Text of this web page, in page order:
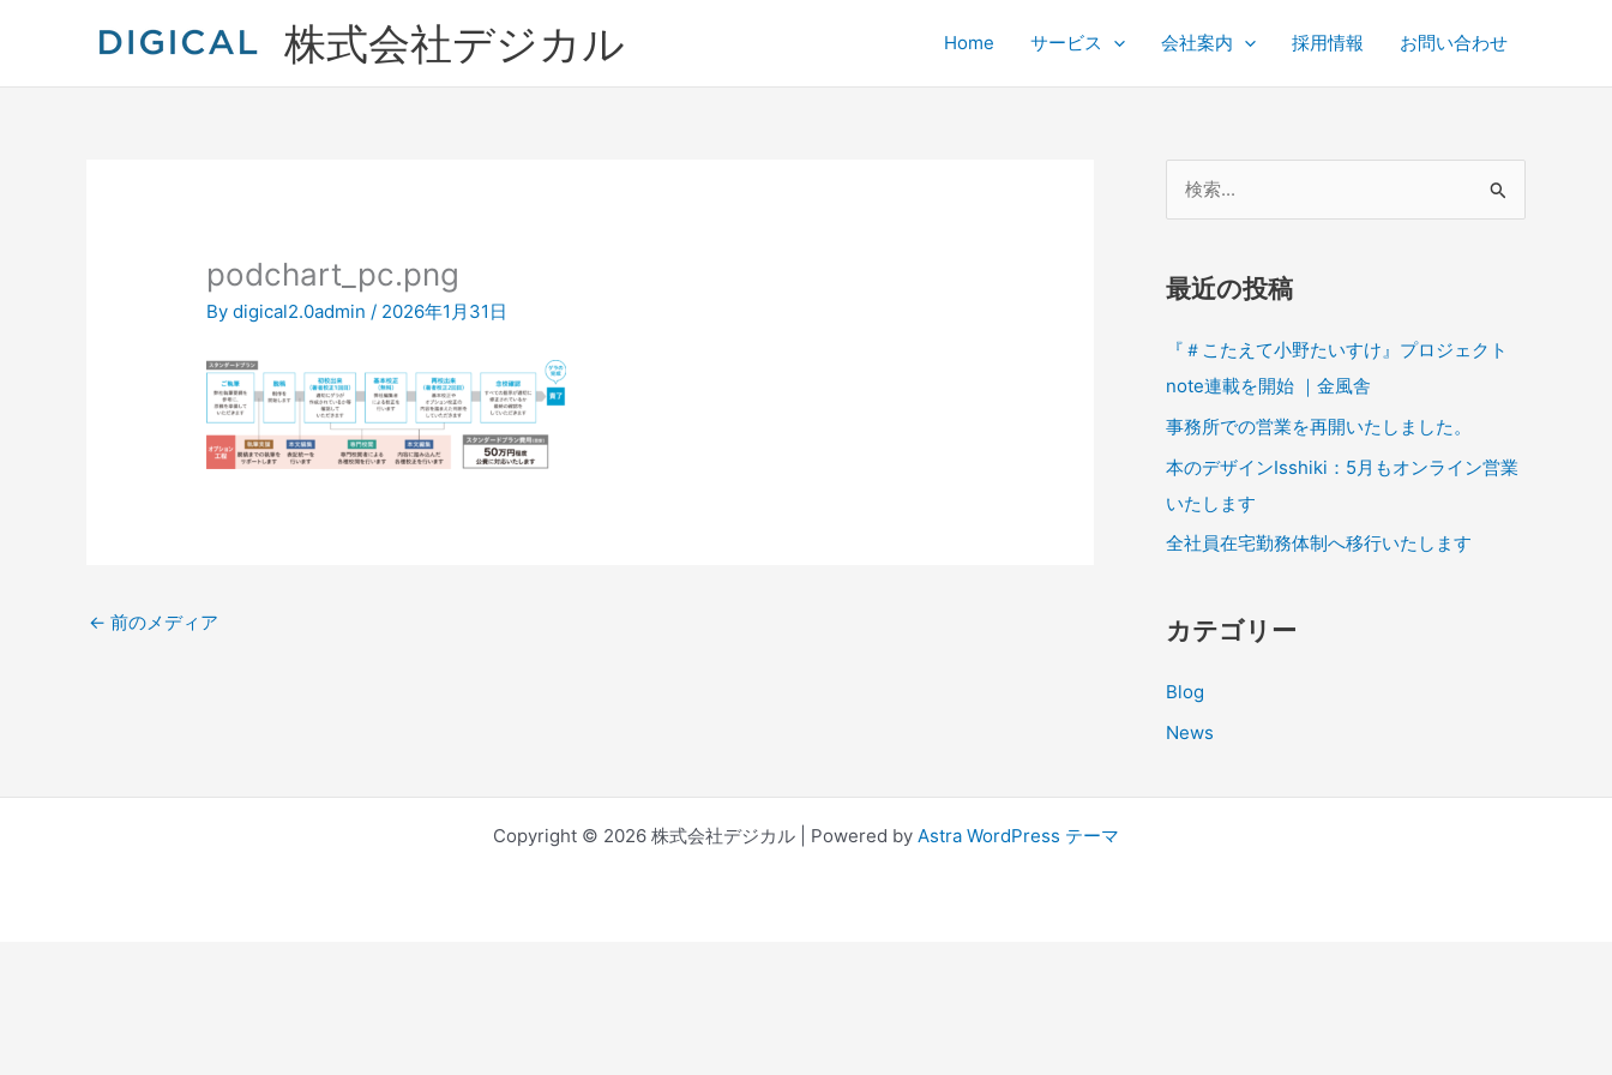
株式会社デジカル Home サービス 会社案内 採用情報 お問い合わせ
podchart_pc.png
Bydigical2.0admin/ 2026年1月31日
← 前のメディア
象
最近の投稿
『＃こたえて小野たいすけ』プロジェクト
note連載を開始 ｜金風舎
事務所での営業を再開いたしました。
本のデザインIsshiki：5月もオンライン営業
いたします
全社員在宅勤務体制へ移行いたします
カテゴリー
Blog
News
Copyright © 2026 株式会社デジカル | Powered by Astra WordPress テーマ